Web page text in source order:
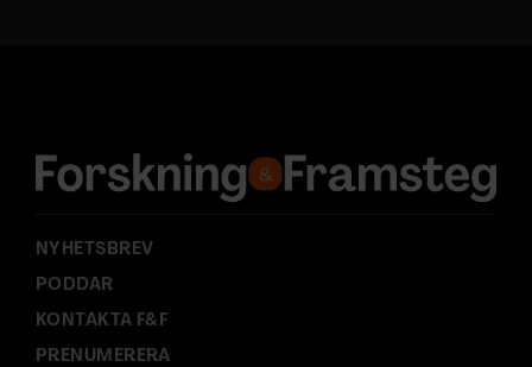
s
:
NYHETSBREV
PODDAR
KONTAKTA F&F
PRENUMERERA